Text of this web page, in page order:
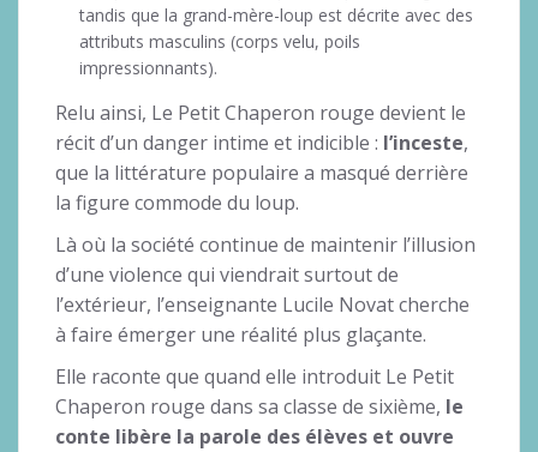
tandis que la grand-mère-loup est décrite avec des
attributs masculins (corps velu, poils
impressionnants).
Relu ainsi, Le Petit Chaperon rouge devient le
récit d’un danger intime et indicible : l’inceste,
que la littérature populaire a masqué derrière
la figure commode du loup.
Là où la société continue de maintenir l’illusion
d’une violence qui viendrait surtout de
l’extérieur, l’enseignante Lucile Novat cherche
à faire émerger une réalité plus glaçante.
Elle raconte que quand elle introduit Le Petit
Chaperon rouge dans sa classe de sixième, le
conte libère la parole des élèves et ouvre